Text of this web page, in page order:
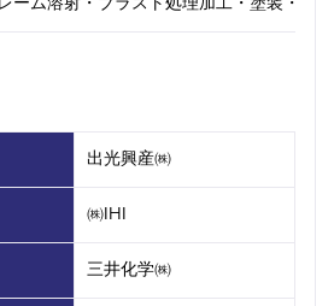
出光興産㈱
㈱IHI
三井化学㈱